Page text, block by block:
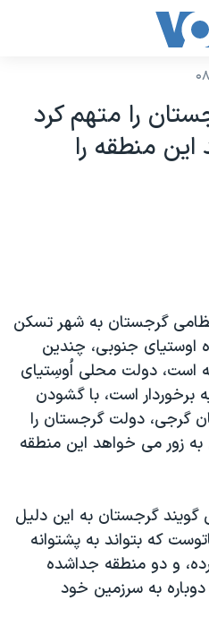
را متهم کرد
منطقه را
گرجستان به شهر تسکن
اوستیای جنوبی، چندین
است، دولت محلی اُوسِتیای
برخوردار است، با گشودن
گرجی، دولت گرجستان را
زور می خواهد این منطقه
گرجستان به این دلیل
که بتواند به پشتوانه
و دو منطقه جداشده
دوباره به سرزمین خود